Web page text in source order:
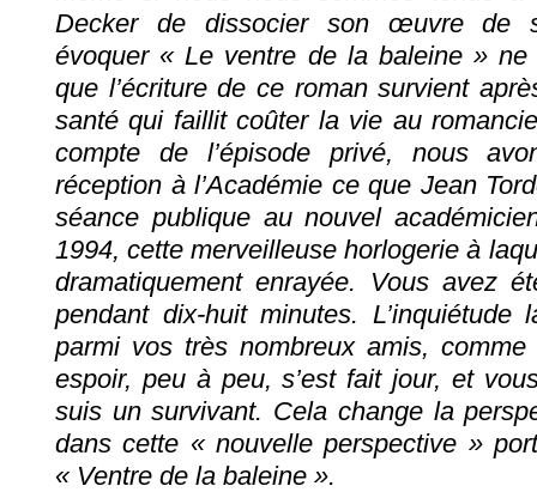
Decker de dissocier son œuvre de
évoquer « Le ventre de la baleine »
que l’écriture de ce roman survient
santé qui faillit coûter la vie au
compte de l’épisode privé, nous
réception à l’Académie ce que Jean
séance publique au nouvel
1994, cette merveilleuse horlogerie à
dramatiquement enrayée. Vous avez
pendant dix-huit minutes. L’inquiétude
parmi vos très nombreux amis,
espoir, peu à peu, s’est fait jour, et
suis un survivant. Cela change la
dans cette « nouvelle perspective »
« Ventre de la baleine ».